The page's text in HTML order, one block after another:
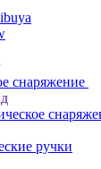
снаряжение
ручки